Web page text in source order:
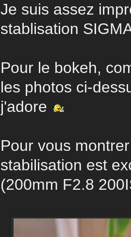
Je suis assez
stablisation
Pour le bokeh,
les photos ci-
j'adore
Pour vous
stabilisation est
(200mm F2.8